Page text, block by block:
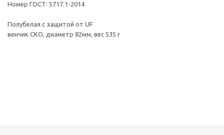
Номер ГОСТ: 5717.1-2014
Полубелая с защитой от UF
венчик СКО, диаметр 82мм, вес 535 г